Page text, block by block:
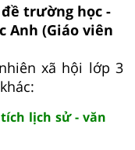
trường học -
Anh (Giáo viên
xã hội lớp 3
lịch sử - văn